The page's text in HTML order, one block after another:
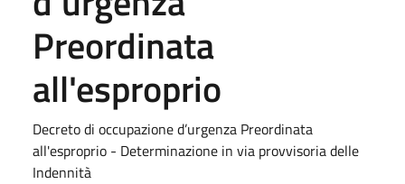
Preordinata
all'esproprio
Decreto di occupazione d’urgenza Preordinata
all'esproprio - Determinazione in via provvisoria delle
Indennità